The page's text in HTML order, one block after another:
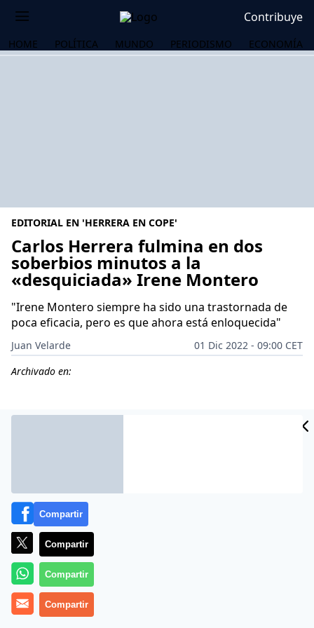
Contribuye
HOME POLÍTICA MUNDO PERIODISMO ECONOMÍA
EDITORIAL EN 'HERRERA EN COPE'
Carlos Herrera fulmina en dos
soberbios minutos a la
«desquiciada» Irene Montero
"Irene Montero siempre ha sido una trastornada de
poca eficacia, pero es que ahora está enloquecida"
Juan Velarde
01 Dic 2022 - 09:00 CET
Archivado en:
Más información
Compartir
Compartir
Compartir
Compartir